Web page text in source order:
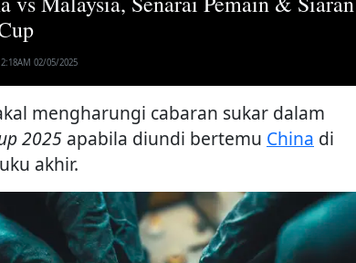
02/05/2025
mengharungi cabaran sukar dalam
2025 apabila diundi bertemu China di
akhir.